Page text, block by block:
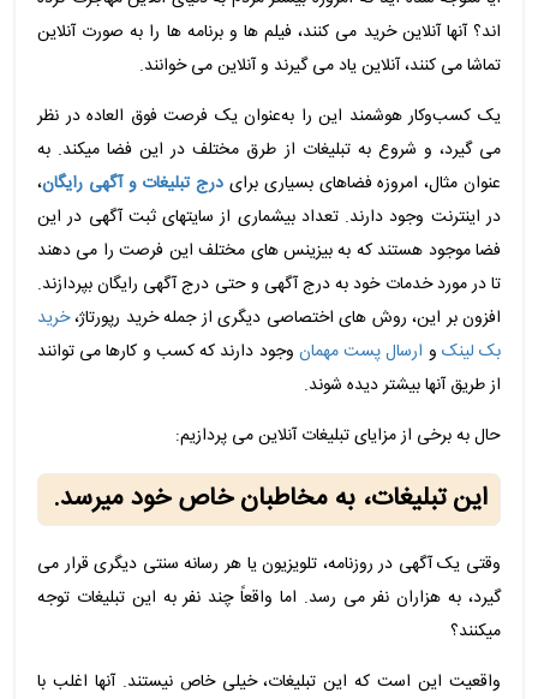
اند؟ آنها آنلاین خرید می کنند، فیلم ها و برنامه ها را به صورت آنلاین
تماشا می کنند، آنلاین یاد می گیرند و آنلاین می خوانند.
یک کسب‌وکار هوشمند این را به‌عنوان یک فرصت فوق العاده در نظر
می گیرد، و شروع به تبلیغات از طرق مختلف در این فضا میکند. به
عنوان مثال، امروزه فضاهای بسیاری برای درج تبلیغات و آگهی رایگان،
در اینترنت وجود دارند. تعداد بیشماری از سایتهای ثبت آگهی در این
فضا موجود هستند که به بیزینس های مختلف این فرصت را می دهند
تا در مورد خدمات خود به درج آگهی و حتی درج آگهی رایگان بپردازند.
افزون بر این، روش های اختصاصی دیگری از جمله خرید رپورتاژ،خرید
بک لینک و ارسال پست مهمان وجود دارند که کسب و کارها می توانند
از طریق آنها بیشتر دیده شوند.
حال به برخی از مزایای تبلیغات آنلاین می پردازیم:
این تبلیغات، به مخاطبان خاص خود میرسد.
وقتی یک آگهی در روزنامه، تلویزیون یا هر رسانه سنتی دیگری قرار می
گیرد، به هزاران نفر می رسد. اما واقعاً چند نفر به این تبلیغات توجه
میکنند؟
واقعیت این است که این تبلیغات، خیلی خاص نیستند. آنها اغلب با